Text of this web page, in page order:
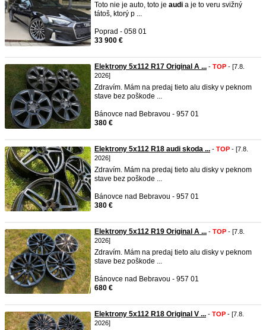
Toto nie je auto, toto je audi a je to veru svižný
tátoš, ktorý p ...
Poprad - 058 01
33 900 €
Elektrony 5x112 R17 Original A ... - TOP - [7.8.
2026]
Zdravím. Mám na predaj tieto alu disky v peknom
stave bez poškode ...
Bánovce nad Bebravou - 957 01
380 €
Elektrony 5x112 R18 audi skoda ... - TOP - [7.8.
2026]
Zdravím. Mám na predaj tieto alu disky v peknom
stave bez poškode ...
Bánovce nad Bebravou - 957 01
380 €
Elektrony 5x112 R19 Original A ... - TOP - [7.8.
2026]
Zdravím. Mám na predaj tieto alu disky v peknom
stave bez poškode ...
Bánovce nad Bebravou - 957 01
680 €
Elektrony 5x112 R18 Original V ... - TOP - [7.8.
2026]